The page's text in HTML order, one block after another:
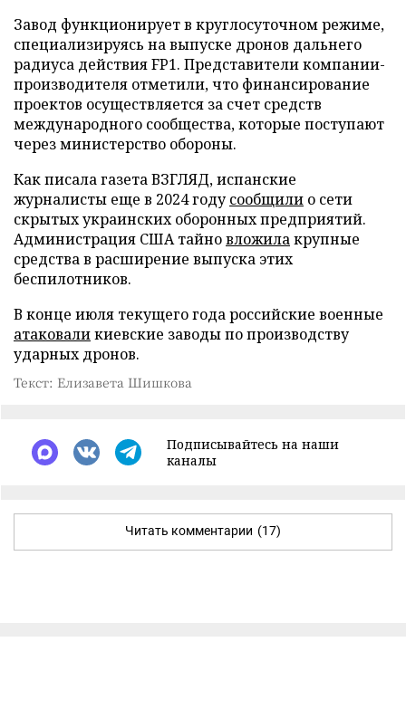
Завод функционирует в круглосуточном режиме,
специализируясь на выпуске дронов дальнего
радиуса действия FP1. Представители компании-
производителя отметили, что финансирование
проектов осуществляется за счет средств
международного сообщества, которые поступают
через министерство обороны.
Как писала газета ВЗГЛЯД, испанские
журналисты еще в 2024 годусообщили о сети
скрытых украинских оборонных предприятий.
Администрация США тайновложилакрупные
средства в расширение выпуска этих
беспилотников.
В конце июля текущего года российские военные
атаковаликиевские заводы по производству
ударных дронов.
Текст: Елизавета Шишкова
Подписывайтесь на наши
каналы
Читать комментарии (17)